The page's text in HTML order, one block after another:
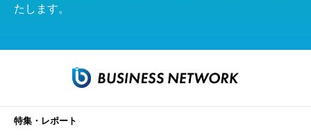
たします。
特集・レポート